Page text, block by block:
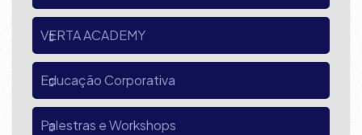
VERTA ACADEMY
Educação Corporativa
Palestras e Workshops